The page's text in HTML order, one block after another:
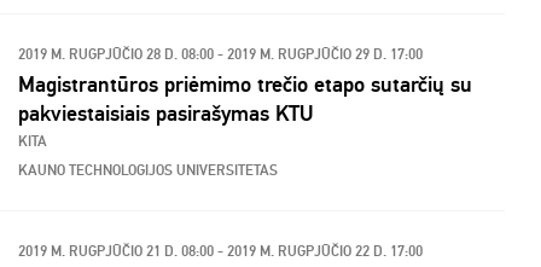
2019 M. RUGPJŪČIO 28 D. 08:00 - 2019 M. RUGPJŪČIO 29 D. 17:00
Magistrantūros priėmimo trečio etapo sutarčių su
pakviestaisiais pasirašymas KTU
KITA
KAUNO TECHNOLOGIJOS UNIVERSITETAS
2019 M. RUGPJŪČIO 21 D. 08:00 - 2019 M. RUGPJŪČIO 22 D. 17:00